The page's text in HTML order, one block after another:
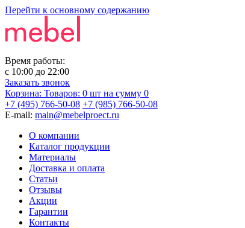
Перейти к основному содержанию
Время работы:
с 10:00 до 22:00
Заказать звонок
Корзина: Товаров: 0 шт на сумму 0
+7 (495) 766-50-08 +7 (985) 766-50-08
E-mail: main@mebelproect.ru
О компании
Каталог продукции
Материалы
Доставка и оплата
Статьи
Отзывы
Акции
Гарантии
Контакты